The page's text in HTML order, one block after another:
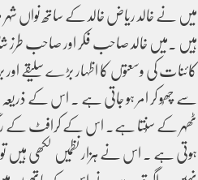
میں نے خالد ریاض خالد کے ساتھ نواں
ہیں ۔میں خالد صاحب فکر اور صاحب طرز
کائنات کی وسعتوں کا اظہار بڑے
سے چھُو کر امر ہو جاتی ہے ۔ اس کے ذریعہ
ٹھہر کے سُنتا ہے۔ اس کے کرافٹ کے
ہوتی ہے ۔ اس نے ہزار نظمیں لکھی ہیں